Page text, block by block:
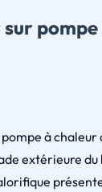
pompe à
extérieure